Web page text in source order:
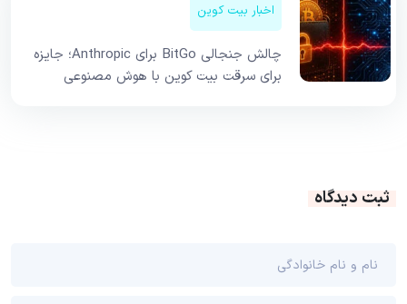
اخبار بیت کوین
چالش جنجالی BitGo برای Anthropic؛ جایزه
برای سرقت بیت کوین با هوش مصنوعی
ثبت دیدگاه